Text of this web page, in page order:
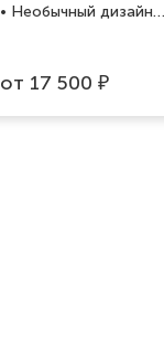
• Необычный дизайн
от 17 500 ₽